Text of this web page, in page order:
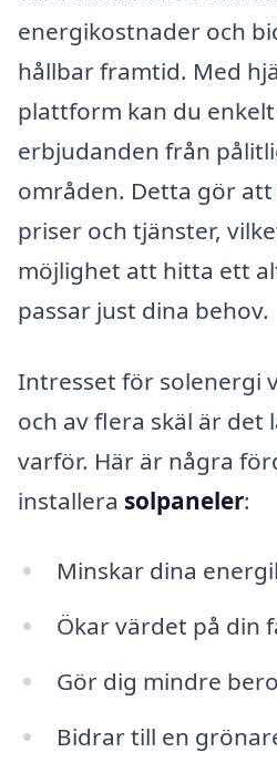
energikostnader och
hållbar framtid. Med
plattform kan du
erbjudanden från
områden. Detta gör
priser och tjänster,
möjlighet att hitta ett
passar just dina behov.
Intresset för solenergi
och av flera skäl är det
varför. Här är några
installera solpaneler:
Minskar dina
Ökar värdet på din
Gör dig mindre
Bidrar till en